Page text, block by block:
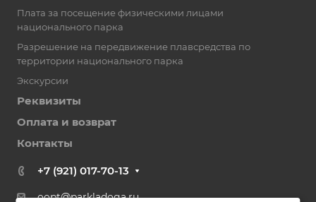
Плата за посещение физическими лицами
национального парка
Разрешение на передвижение плавсредства по
территории национального парка
Экскурсии
Реквизиты
Оплата и возврат
Контакты
+7 (921) 017-70-13
oopt@parkladoga.ru